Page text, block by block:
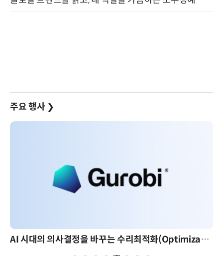
주요 행사 ❯
AI 시대의 의사결정을 바꾸는 수리최적화(Optimization): 실제 산업 적용 사례와 활용 전략